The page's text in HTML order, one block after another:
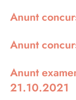
Anunt
Anunt
Anunt
21.10.2021